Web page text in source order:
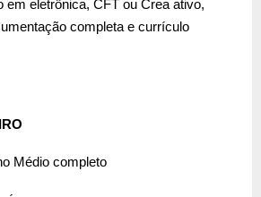
em eletrônica, CFT ou Crea ativo,
completa e currículo
Médio completo